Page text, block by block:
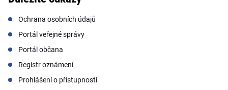
Ochrana osobních údajů
Portál veřejné správy
Portál občana
Registr oznámení
Prohlášení o přístupnosti